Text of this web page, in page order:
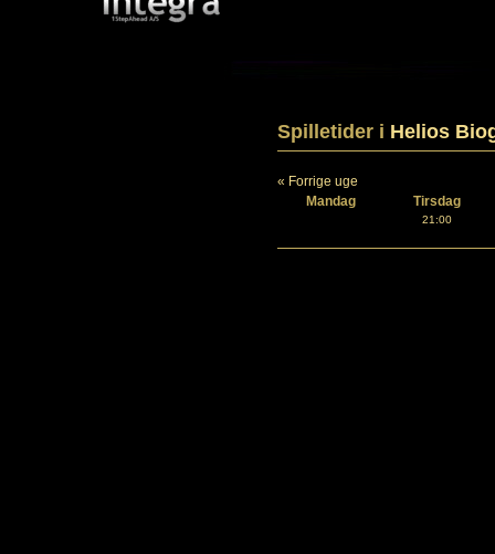
Spilletider i Helios
« Forrige uge
Mandag
Tirsdag
21:00